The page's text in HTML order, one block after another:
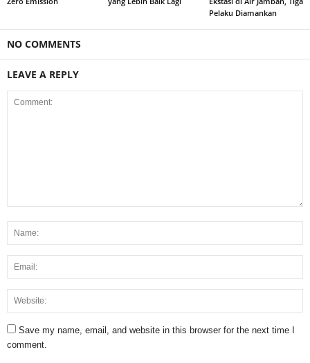
Pelaku Diamankan
NO COMMENTS
LEAVE A REPLY
Save my name, email, and website in this browser for the next time I
comment.